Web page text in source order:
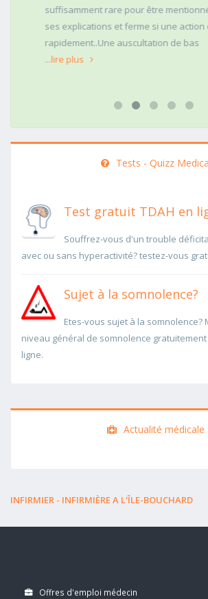
suffisamment rare pour être
ses explications et ferme si une action
rapidement..Une auscultation de bas
...lire plus
Tests - Quizz
Test gratuit TDAH en
Souffrez-vous d'un trouble
avec ou sans hyperactivité? testez-vous
Sujet à la somnolence?
Etes-vous sujet à la somnolence?
niveau général de somnolence
ligne.
Actualité médicale
INFIRMIER - INFIRMIÈRE A L'ÎLE-BOUCHARD
Offres d'emploi médecin